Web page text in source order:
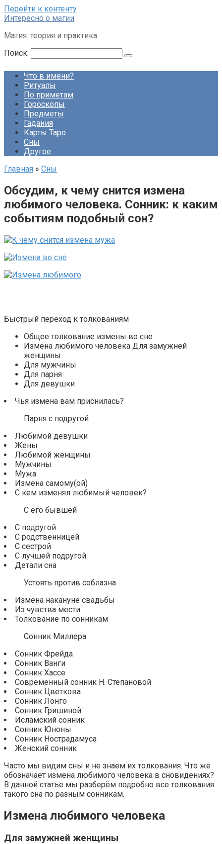
Перейти к контенту
Интересно о магии
Магия: теория и практика
Поиск:
Что в имени?
Ритуалы
По приметам
Гороскопы
Предметы
Гадания
Карты Таро
Сны
Другое
Главная » Сны
Обсудим, к чему снится измена
любимого человека. Сонник: к каким
событиям подобный сон?
Быстрый переход к толкованиям
Общее толкование измены во сне
Измена любимого человека Для замужней
женщины
Для мужчины
Для парня
Для девушки
Чья измена вам приснилась?
Парня с подругой
Любимой девушки
Жены
Любимой женщины
Мужчины
Мужа
Измена самому(ой)
С кем изменял любимый человек?
С его бывшей
С подругой
С родственницей
С сестрой
С лучшей подругой
Детали сна
Устоять против соблазна
Измена накануне свадьбы
Из чувства мести
Толкование по сонникам
Сонник Миллера
Сонник Фрейда
Сонник Ванги
Сонник Хассе
Современный сонник Н. Степановой
Сонник Цветкова
Сонник Лонго
Сонник Гришиной
Исламский сонник
Сонник Юноны
Сонник Нострадамуса
Женский сонник
Часто мы видим сны и не знаем их толкования. Что же
обозначает измена любимого человека в сновидениях?
В данной статье мы разберём подробно все толкования
такого сна по разным сонникам.
Измена любимого человека
Для замужней женщины